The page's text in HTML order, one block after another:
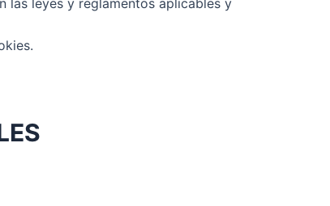
las leyes y reglamentos aplicables y